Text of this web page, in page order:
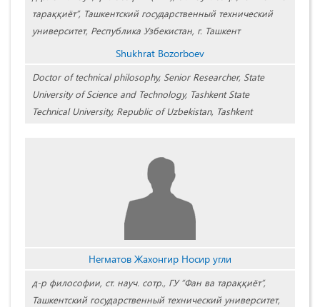
тараққиёт”, Ташкентский государственный технический
университет, Республика Узбекистан, г. Ташкент
Shukhrat Bozorboev
Doctor of technical philosophy, Senior Researcher, State
University of Science and Technology, Tashkent State
Technical University, Republic of Uzbekistan, Tashkent
Негматов Жахонгир Носир угли
д-р философии, ст. науч. сотр., ГУ “Фан ва тараққиёт”,
Ташкентский государственный технический университет,